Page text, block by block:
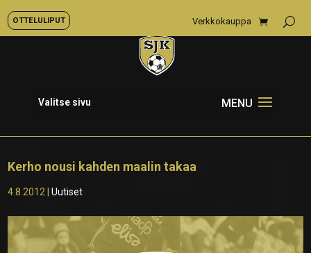
OTTELULIPUT Verkkokauppa
Valitse sivu
Kerho nousi kahden maalin takaa
4.8.2012 |Uutiset